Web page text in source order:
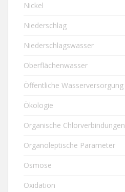
Nickel
Niederschlag
Niederschlagswasser
Oberflächenwasser
Öffentliche Wasserversorgung
Ökologie
Organische Chlorverbindungen
Organoleptische Parameter
Osmose
Oxidation